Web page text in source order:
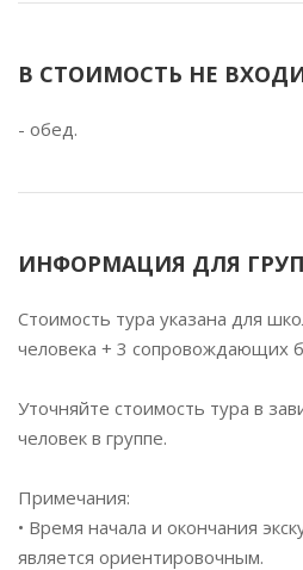
В СТОИМОСТЬ НЕ
- обед.
ИНФОРМАЦИЯ ДЛЯ
Стоимость тура указана для
человека + 3 сопровождающих
Уточняйте стоимость тура в
человек в группе.
Примечания:
• Время начала и окончания
является ориентировочным.